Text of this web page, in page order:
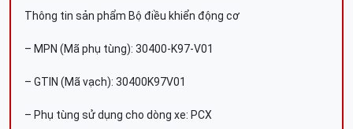
Thông tin sản phẩm Bộ điều khiển động cơ
– MPN (Mã phụ tùng): 30400-K97-V01
– GTIN (Mã vạch): 30400K97V01
– Phụ tùng sử dụng cho dòng xe: PCX